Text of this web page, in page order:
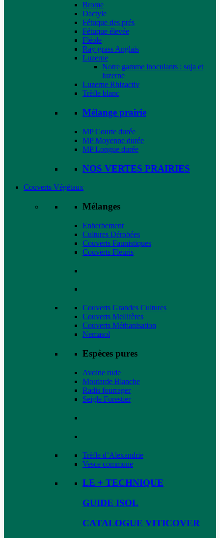
Brome
Dactyle
Fétuque des prés
Fétuque élevée
Fléole
Ray-grass Anglais
Luzerne
Notre gamme inoculants : soja et
luzerne
Luzerne Rhizactiv
Trèfle blanc
Mélange prairie
MP Courte durée
MP Moyenne durée
MP Longue durée
NOS VERTES PRAIRIES
Couverts Végétaux
Mélanges
Enherbement
Cultures Dérobées
Couverts Faunistiques
Couverts Fleuris
Couverts Grandes Cultures
Couverts Mellifères
Couverts Méthanisation
Nemasol
Espèces pures
Avoine rude
Moutarde Blanche
Radis fourrager
Seigle Forestier
Trèfle d’Alexandrie
Vesce commune
LE + TECHNIQUE
GUIDE ISOL
CATALOGUE VITICOVER